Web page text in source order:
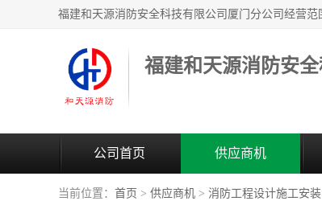
公司首页 供应商机
当前位置： 首页 > 供应商机 > 消防工程设计施工安装